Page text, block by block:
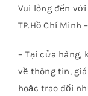
Vui lòng đến với
TP.Hồ Chí Minh
– Tại cửa
về thông tin,
hoặc trao đổi